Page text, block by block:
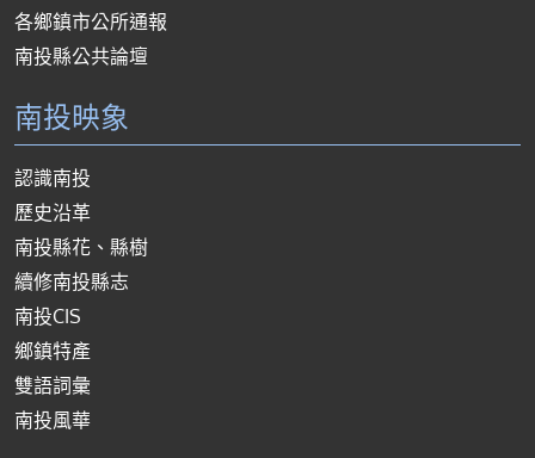
各鄉鎮市公所通報
南投縣公共論壇
南投映象
認識南投
歷史沿革
南投縣花、縣樹
續修南投縣志
南投CIS
鄉鎮特產
雙語詞彙
南投風華